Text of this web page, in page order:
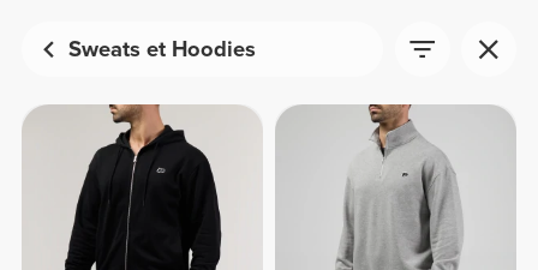
Sweats et Hoodies